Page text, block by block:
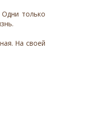
Одни только
На своей